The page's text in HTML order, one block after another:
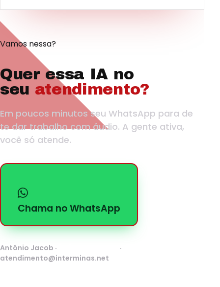
Vamos nessa?
Quer essa IA no
seu atendimento?
Em poucos minutos seu WhatsApp para de
te dar trabalho com áudio. A gente ativa,
você só atende.
Chama no WhatsApp
Antônio Jacob ·
·
atendimento@interminas.net